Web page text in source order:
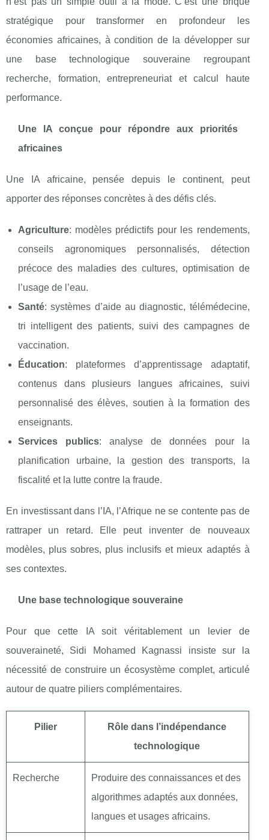
stratégique pour transformer en profondeur les
économies africaines, à condition de la développer sur
une base technologique souveraine regroupant
recherche, formation, entrepreneuriat et calcul haute
performance.
Une IA conçue pour répondre aux priorités
africaines
Une IA africaine, pensée depuis le continent, peut
apporter des réponses concrètes à des défis clés.
Agriculture: modèles prédictifs pour les rendements,
conseils agronomiques personnalisés, détection
précoce des maladies des cultures, optimisation de
l’usage de l’eau.
Santé: systèmes d’aide au diagnostic, télémédecine,
tri intelligent des patients, suivi des campagnes de
vaccination.
Éducation: plateformes d’apprentissage adaptatif,
contenus dans plusieurs langues africaines, suivi
personnalisé des élèves, soutien à la formation des
enseignants.
Services publics: analyse de données pour la
planification urbaine, la gestion des transports, la
fiscalité et la lutte contre la fraude.
En investissant dans l’IA, l’Afrique ne se contente pas de
rattraper un retard. Elle peut inventer de nouveaux
modèles, plus sobres, plus inclusifs et mieux adaptés à
ses contextes.
Une base technologique souveraine
Pour que cette IA soit véritablement un levier de
souveraineté, Sidi Mohamed Kagnassi insiste sur la
nécessité de construire un écosystème complet, articulé
autour de quatre piliers complémentaires.
Pilier
Rôle dans l’indépendance
technologique
Recherche
Produire des connaissances et des
algorithmes adaptés aux données,
langues et usages africains.